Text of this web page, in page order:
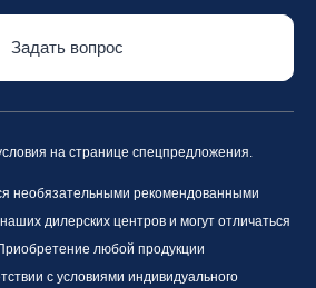
Задать вопрос
на странице спецпредложения.
необязательными рекомендованными
дилерских центров и могут отличаться
любой продукции
с условиями индивидуального